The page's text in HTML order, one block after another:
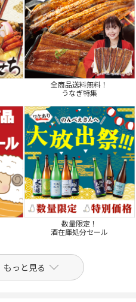
全商品送料無料！
うなぎ特集
数量限定！
酒在庫処分セール
もっと見る